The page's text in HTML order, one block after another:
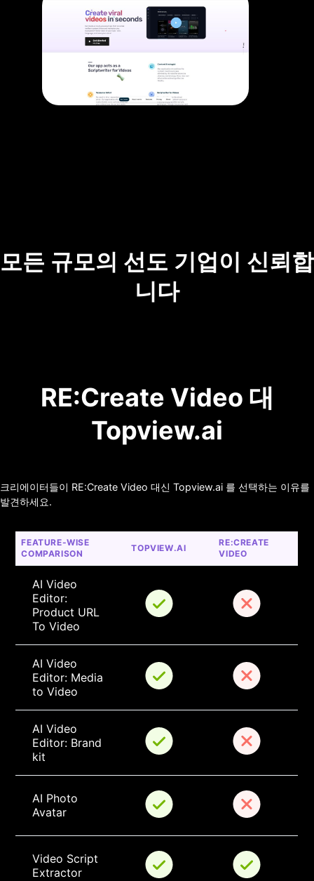
모든 규모의 선도 기업이 신뢰합
니다
RE:Create Video 대
Topview.ai
크리에이터들이 RE:Create Video 대신 Topview.ai 를 선택하는 이유를
발견하세요.
FEATURE-WISE
COMPARISON
TOPVIEW.AI
RE:CREATE
VIDEO
AI Video
Editor:
Product URL
To Video
AI Video
Editor: Media
to Video
AI Video
Editor: Brand
kit
AI Photo
Avatar
Video Script
Extractor